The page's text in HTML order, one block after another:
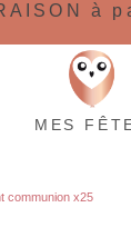
à
MES
communion x25